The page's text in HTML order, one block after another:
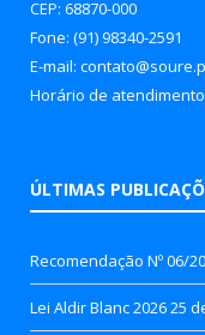
CEP: 68870-000
Fone: (91) 98340-2591
E-mail:
Horário de
ÚLTIMAS
Recomendação Nº 06/
Lei Aldir Blanc 202625